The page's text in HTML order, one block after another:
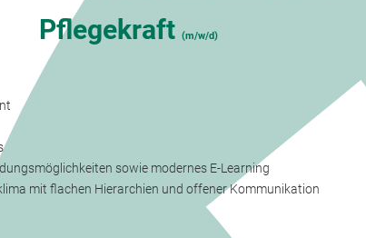
Pflegekraft (m/w/d)
sowie modernes E-Learning
mit flachen Hierarchien und offener Kommunikation